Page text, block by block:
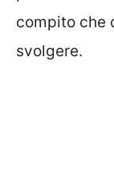
compito che
svolgere.